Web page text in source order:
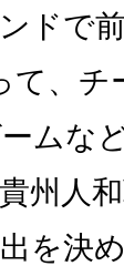
ドで
て、
ムな
州人
を決